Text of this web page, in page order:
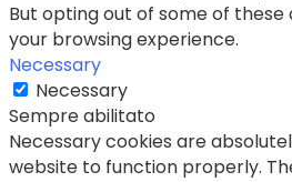
But opting out of some of
your browsing experience.
Necessary
Necessary
Sempre abilitato
Necessary cookies are
website to function properly.